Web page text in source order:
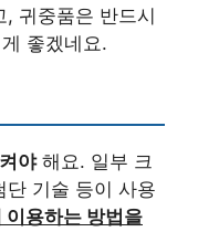
귀중품은 반드시
좋겠네요.
야해요. 일부 크
단 기술 등이 사용
이용하는 방법을